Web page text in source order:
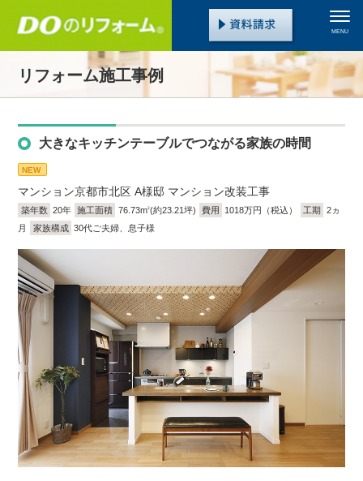
MENU
リフォーム施工事例
大きなキッチンテーブルでつながる家族の時間
NEW
マンション京都市北区 A様邸 マンション改装工事
築年数 20年 施工面積 76.73m2(約23.21坪) 費用 1018万円（税込） 工期
2ヵ
月
家族構成 30代ご夫婦、息子様